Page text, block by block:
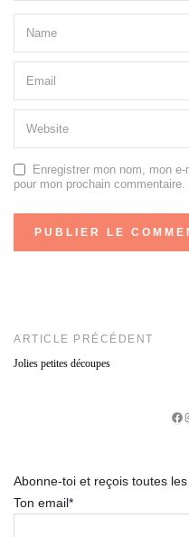
Enregistrer mon nom, mon
pour mon prochain commentaire.
ARTICLE PRÉCÉDENT
Jolies petites découpes
Abonne-toi et reçois toutes les
Ton email*